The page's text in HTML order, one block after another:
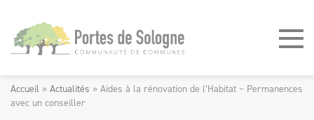
Accueil » Actualités » Aides à la rénovation de l’Habitat – Permanences
avec un conseiller